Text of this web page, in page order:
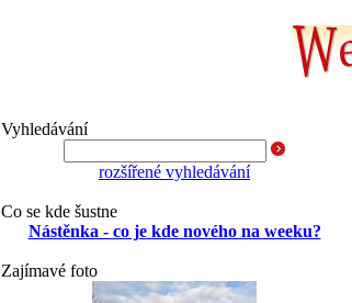
Vyhledávání
rozšířené vyhledávání
Co se kde šustne
Nástěnka - co je kde nového na weeku?
Zajímavé foto